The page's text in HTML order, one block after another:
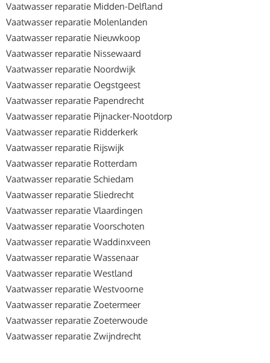
Vaatwasser reparatie Midden-Delfland
Vaatwasser reparatie Molenlanden
Vaatwasser reparatie Nieuwkoop
Vaatwasser reparatie Nissewaard
Vaatwasser reparatie Noordwijk
Vaatwasser reparatie Oegstgeest
Vaatwasser reparatie Papendrecht
Vaatwasser reparatie Pijnacker-Nootdorp
Vaatwasser reparatie Ridderkerk
Vaatwasser reparatie Rijswijk
Vaatwasser reparatie Rotterdam
Vaatwasser reparatie Schiedam
Vaatwasser reparatie Sliedrecht
Vaatwasser reparatie Vlaardingen
Vaatwasser reparatie Voorschoten
Vaatwasser reparatie Waddinxveen
Vaatwasser reparatie Wassenaar
Vaatwasser reparatie Westland
Vaatwasser reparatie Westvoorne
Vaatwasser reparatie Zoetermeer
Vaatwasser reparatie Zoeterwoude
Vaatwasser reparatie Zwijndrecht